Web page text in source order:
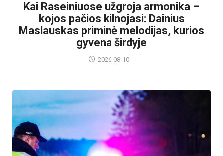
Kai Raseiniuose užgroja armonika –
kojos pačios kilnojasi: Dainius
Maslauskas priminė melodijas, kurios
gyvena širdyje
2026-08-10